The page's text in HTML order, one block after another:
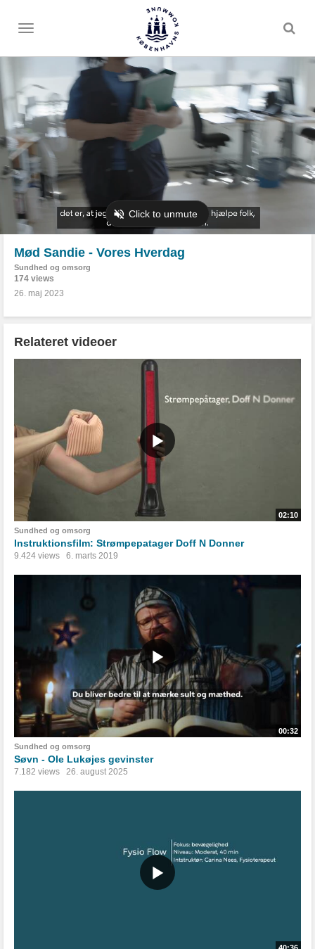
Toggle
Mød Sandie - Vores Hverdag
Sundhed og omsorg
174 views
26. maj 2023
Relateret videoer
02:10
Sundhed og omsorg
Instruktionsfilm: Strømpepatager Doff N Donner
9.424 views 6. marts 2019
00:32
Sundhed og omsorg
Søvn - Ole Lukøjes gevinster
7.182 views 26. august 2025
40:36